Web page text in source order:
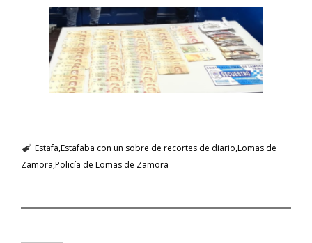
Estafa Estafaba con un sobre de recortes de diario Lomas de
Zamora Policía de Lomas de Zamora